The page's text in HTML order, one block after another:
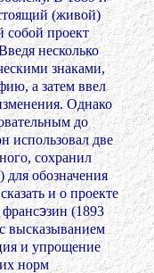
(живой)
собой проект
несколько
знаками,
а затем ввел
Однако
до
использовал две
сохранил
для обозначения
и о проекте
франсэзин (1893
высказыванием
и упрощение
норм